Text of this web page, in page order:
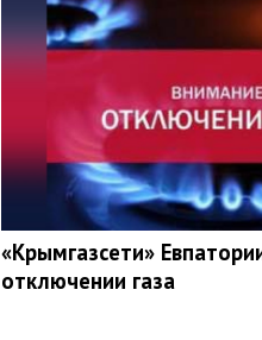
«Крымгазсети»
отключении газа